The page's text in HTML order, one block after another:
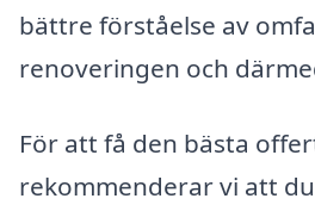
bättre förståelse av
renoveringen och
För att få den bästa
rekommenderar vi att